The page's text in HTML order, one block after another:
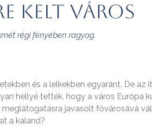
kelt város
régi fényében ragyog.
és a lelkekben egyaránt. De az
hellyé tették, hogy a város Európa
javasolt fővárosává
a kaland?